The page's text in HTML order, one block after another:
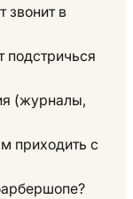
звонит в
подстричься
(журналы,
приходить с